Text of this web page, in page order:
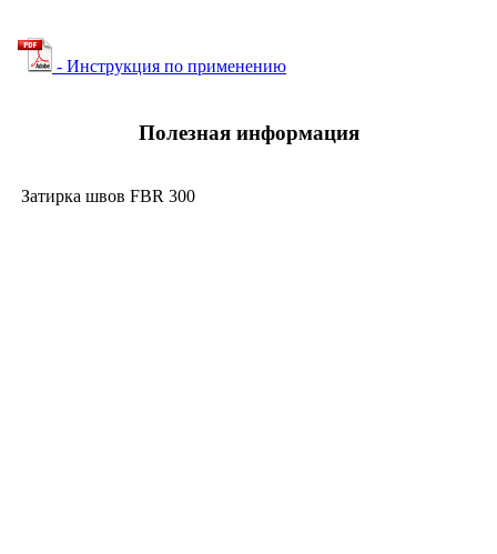
- Инструкция по применению
Полезная информация
Затирка швов FBR 300